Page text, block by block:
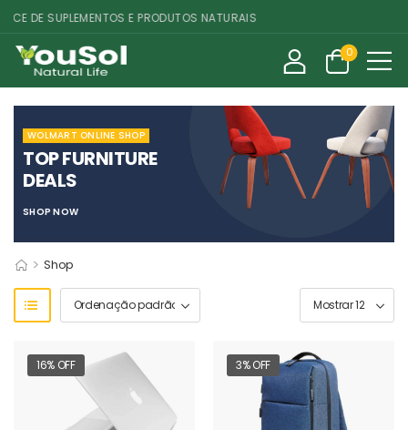
DE SUPLEMENTOS E PRODUTOS NATURAIS
0
WOLMART ONLINE SHOP
TOP FURNITURE
DEALS
SHOP NOW
> Shop
16% OFF 3% OFF